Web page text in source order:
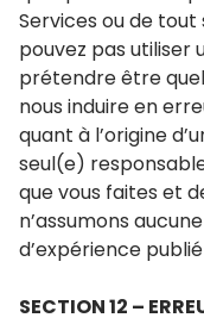
Services ou de tout
pouvez pas utiliser
prétendre être
nous induire en
quant à l’origine
seul(e)
que vous faites et
n’assumons
d’expérience
SECTION 12 –